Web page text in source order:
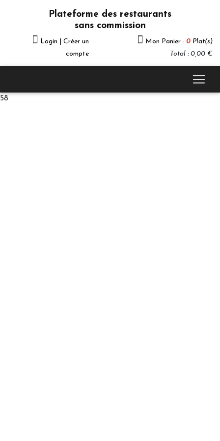
Plateforme des restaurants
sans commission
Login | Créer un
compte
Mon Panier : 0 Plat(s)
Total : 0,00 €
58